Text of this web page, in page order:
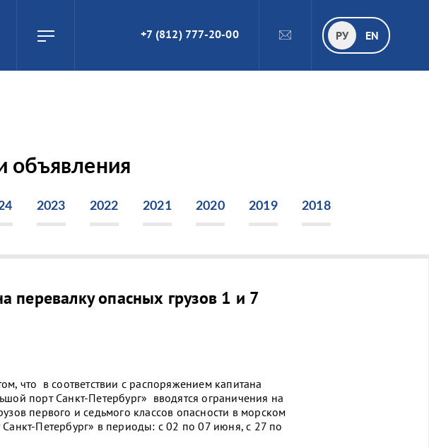
ПОИСК+7 (812) 777-20-00 РУ EN
РУ
объявления
2023 2022 2021 2020 2019 2018
перевалку опасных грузов 1 и 7
что в соответствии с распоряжением капитана
порт Санкт-Петербург» вводятся ограничения на
первого и седьмого классов опасности в морском
Петербург» в периоды: с 02 по 07 июня, с 27 по